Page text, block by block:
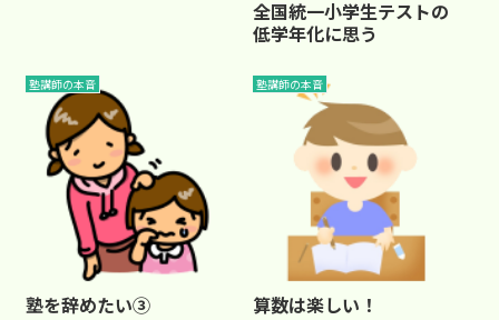
全国統一小学生テストの
低学年化に思う
塾講師の本音
塾を辞めたい③
塾講師の本音
算数は楽しい！